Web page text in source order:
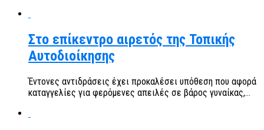
Στο επίκεντρο αιρετός της Τοπικής
Αυτοδιοίκησης
Έντονες αντιδράσεις έχει προκαλέσει υπόθεση που αφορά
καταγγελίες για φερόμενες απειλές σε βάρος γυναίκας,...